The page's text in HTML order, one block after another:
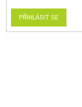
PŘIHLÁSIT SE